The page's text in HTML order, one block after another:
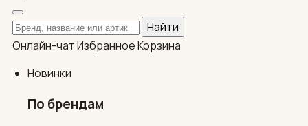
Поиск по каталогу
Найти
Онлайн-чатИзбранноеКорзина
Новинки
По брендам